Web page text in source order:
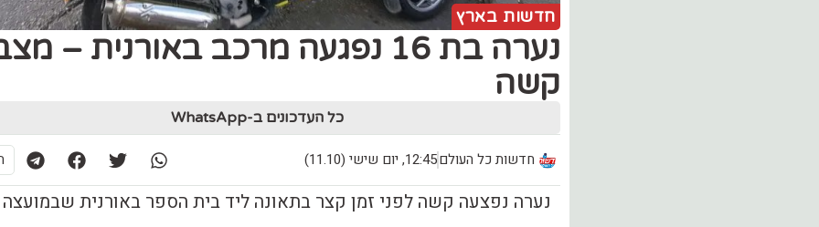
חדשות בארץ
נערה בת 16 נפגעה מרכב באורנית –
קשה
כל העדכונים ב-WhatsApp
חדשות כל העולם12:45, יום שישי (11.10)
נערה נפצעה קשה לפני זמן קצר בתאונה ליד בית הספר באורנית שבמועצה